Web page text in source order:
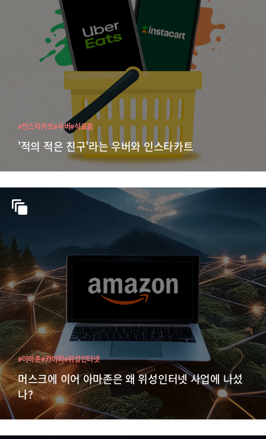
'적의 적은 친구'라는 우버와 인스타카트
#인스타카트#우버#식료품
머스크에 이어 아마존은 왜 위성인터넷 사업에 나섰
나?
#아마존#카이퍼#위성인터넷